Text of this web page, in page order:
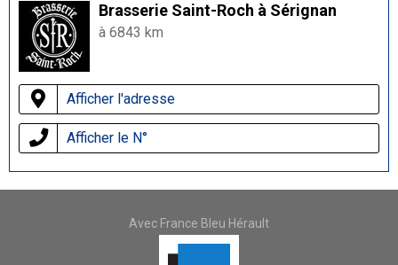
Brasserie Saint-Roch à Sérignan
à 6843 km
Afficher l'adresse
Afficher le N°
Avec France Bleu Hérault